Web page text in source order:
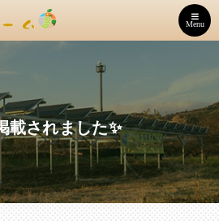
Menu
載されました✨